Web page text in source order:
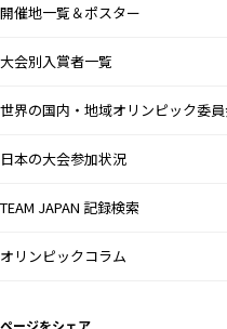
開催地一覧＆ポスター
大会別入賞者一覧
世界の国内・地域オリンピック委
日本の大会参加状況
TEAM JAPAN 記録検索
オリンピックコラム